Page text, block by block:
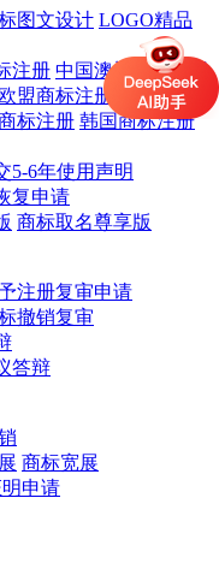
图文设计 LOGO精品
注册 中国澳门商标注册
欧盟商标注册
英国商标
标注册 韩国商标注册
5-6年使用声明
复申请
商标取名尊享版
注册复审申请
撤销复审
答辩
商标宽展
申请